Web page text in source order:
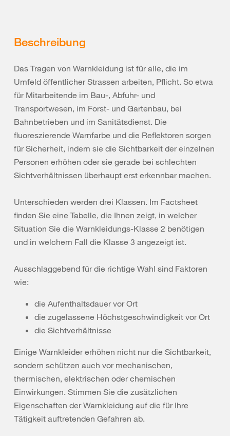
Beschreibung
Das Tragen von Warnkleidung ist für alle, die im
Umfeld öffentlicher Strassen arbeiten, Pflicht. So etwa
für Mitarbeitende im Bau-, Abfuhr- und
Transportwesen, im Forst- und Gartenbau, bei
Bahnbetrieben und im Sanitätsdienst. Die
fluoreszierende Warnfarbe und die Reflektoren sorgen
für Sicherheit, indem sie die Sichtbarkeit der einzelnen
Personen erhöhen oder sie gerade bei schlechten
Sichtverhältnissen überhaupt erst erkennbar machen.
Unterschieden werden drei Klassen. Im Factsheet
finden Sie eine Tabelle, die Ihnen zeigt, in welcher
Situation Sie die Warnkleidungs-Klasse 2 benötigen
und in welchem Fall die Klasse 3 angezeigt ist.
Ausschlaggebend für die richtige Wahl sind Faktoren
wie:
die Aufenthaltsdauer vor Ort
die zugelassene Höchstgeschwindigkeit vor Ort
die Sichtverhältnisse
Einige Warnkleider erhöhen nicht nur die Sichtbarkeit,
sondern schützen auch vor mechanischen,
thermischen, elektrischen oder chemischen
Einwirkungen. Stimmen Sie die zusätzlichen
Eigenschaften der Warnkleidung auf die für Ihre
Tätigkeit auftretenden Gefahren ab.